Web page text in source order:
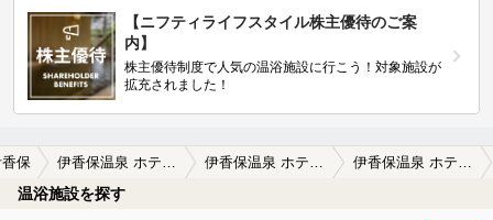
【ニフティライフスタイル株主優待のご案
内】
株主優待制度で人気の温浴施設に行こう！対象施設が
拡充されました！
保 伊香保温泉 ホテル松本楼 伊香保温泉 ホテル松本楼の口コミ一覧 伊香保温泉 ホテル松本楼の口コミ 十割そばと揚げたての天ぷら食べ放題
温浴施設を探す